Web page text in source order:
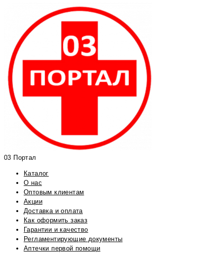
03 Портал
Каталог
О нас
Оптовым клиентам
Акции
Доставка и оплата
Как оформить заказ
Гарантии и качество
Регламентирующие документы
Аптечки первой помощи